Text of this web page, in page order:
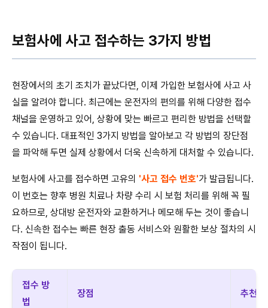
보험사에 사고 접수하는 3가지 방법
현장에서의 초기 조치가 끝났다면, 이제 가입한 보험사에 사고 사
실을 알려야 합니다. 최근에는 운전자의 편의를 위해 다양한 접수
채널을 운영하고 있어, 상황에 맞는 빠르고 편리한 방법을 선택할
수 있습니다. 대표적인 3가지 방법을 알아보고 각 방법의 장단점
을 파악해 두면 실제 상황에서 더욱 신속하게 대처할 수 있습니다.
보험사에 사고를 접수하면 고유의 '사고 접수 번호'가 발급됩니다.
이 번호는 향후 병원 치료나 차량 수리 시 보험 처리를 위해 꼭 필
요하므로, 상대방 운전자와 교환하거나 메모해 두는 것이 좋습니
다. 신속한 접수는 빠른 현장 출동 서비스와 원활한 보상 절차의 시
작점이 됩니다.
접수 방
법
장점 추천